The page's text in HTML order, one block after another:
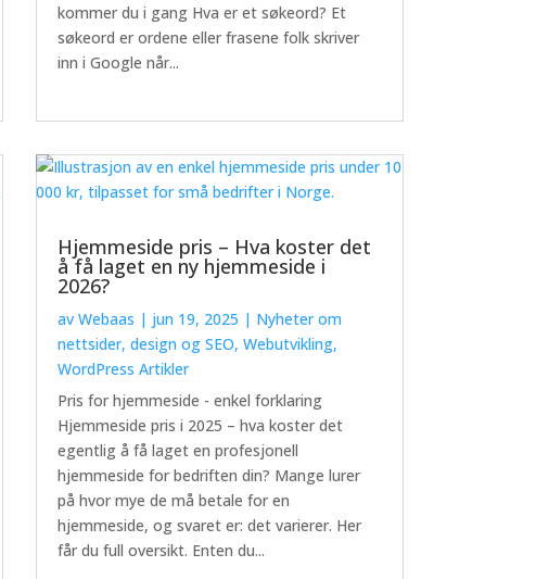
kommer du i gang Hva er et søkeord? Et
søkeord er ordene eller frasene folk skriver
inn i Google når...
Hjemmeside pris – Hva koster det
å få laget en ny hjemmeside i
2026?
avWebaas | jun 19, 2025 | Nyheter om
nettsider, design og SEO,Webutvikling,
WordPress Artikler
Pris for hjemmeside - enkel forklaring
Hjemmeside pris i 2025 – hva koster det
egentlig å få laget en profesjonell
hjemmeside for bedriften din? Mange lurer
på hvor mye de må betale for en
hjemmeside, og svaret er: det varierer. Her
får du full oversikt. Enten du...